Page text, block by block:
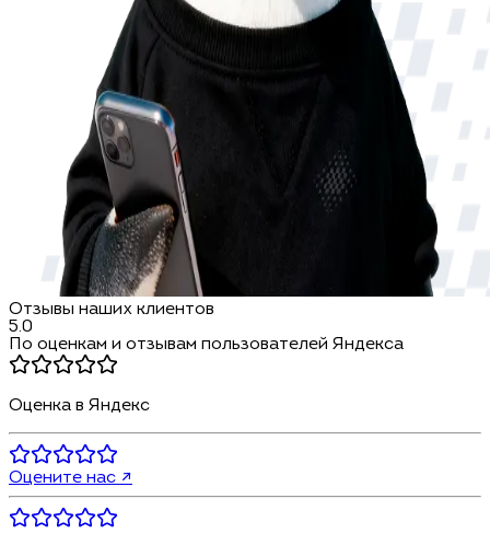
Отзывы наших клиентов
5.0
По оценкам и отзывам пользователей Яндекса
Оценка в Яндекс
Оцените нас ↗